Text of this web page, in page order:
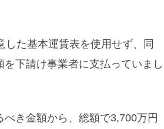
た基本運賃表を使用せず、同
下請け事業者に支払っていまし
き金額から、総額で3,700万円